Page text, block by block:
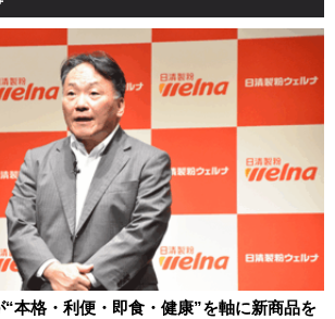
“本格・利便・即食・健康”を軸に新商品を